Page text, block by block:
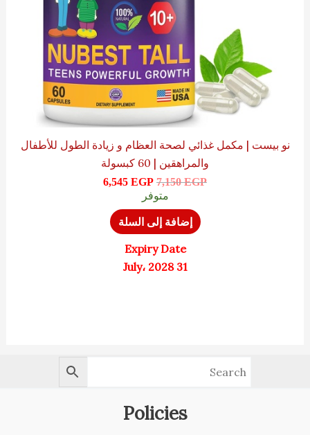
نو بيست | مكمل غذائي لصحة العظام و زيادة الطول للأطفال
والمراهقين | 60 كبسولة
7,150EGP
6,545EGP
متوفر
إضافة إلى السلة
Expiry Date
31 July، 2028
Policies